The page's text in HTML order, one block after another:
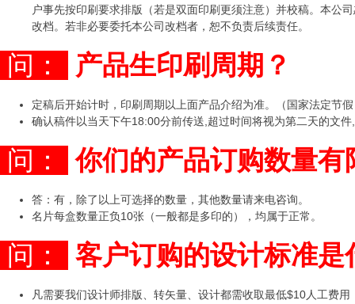
户事先按印刷要求排版（若是双面印刷更须注意）并校稿。本公
改档。若非必要委托本公司改档者，恕不负责后续责任。
问： 产品生印刷周期？
定稿后开始计时，印刷周期以上面产品介绍为准。（国家法定节
确认稿件以当天下午18:00分前传送,超过时间将视为第二天的文
问： 你们的产品订购数量有
答：有，除了以上可选择的数量，其他数量请来电咨询。
名片每盒数量正负10张（一般都是多印的），均属于正常。
问： 客户订购的设计标准是
凡需要我们设计师排版、转矢量、设计都需收取最低$10人工费